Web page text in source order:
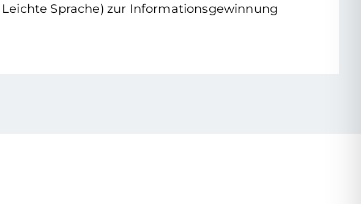
Sprache) zur Informationsgewinnung